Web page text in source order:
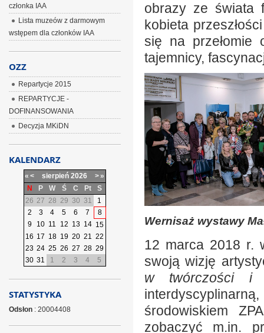
obrazy ze świata
kobieta
się na przełomie
tajemnicy,
Wernisaż wystawy
12 marca 2018 r.
swoją wizję
w twórczości i
środowiskiem
zobaczyć m.in.
członka IAA
Lista muzeów z darmowym
wstępem dla członków IAA
OZZ
Repartycje 2015
REPARTYCJE -
DOFINANSOWANIA
Decyzja MKiDN
KALENDARZ
« < sierpień 2026 >»
N
P W Ś C Pt
S
26 27 28 29 30 31
1
2
3 4 5 6 7
8
9
10 11 12 13 14 15
16 17 18 19 20 21 22
23 24 25 26 27 28 29
30 31 1 2 3 4 5
STATYSTYKA
Odsłon: 20004408